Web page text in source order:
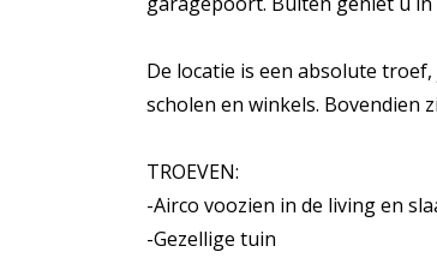
De locatie is een absolute
scholen en winkels. Bovendien
TROEVEN:
-Airco voozien in de living en
-Gezellige tuin